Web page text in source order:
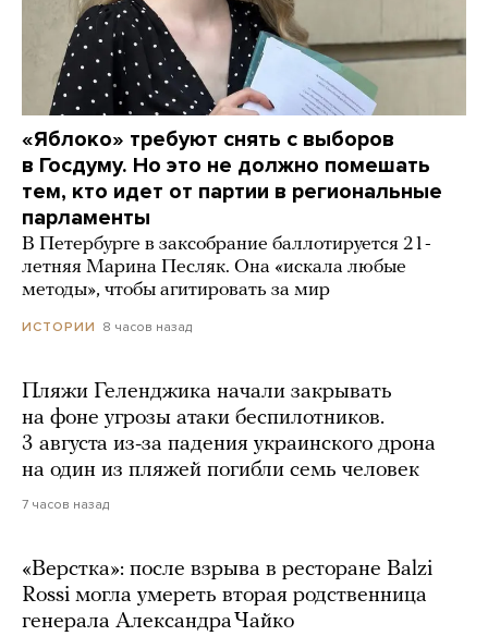
«Яблоко» требуют снять с выборов
в Госдуму. Но это не должно помешать
тем, кто идет от партии в региональные
парламенты
В Петербурге в заксобрание баллотируется 21-
летняя Марина Песляк. Она «искала любые
методы», чтобы агитировать за мир
ИСТОРИИ 8 часов назад
Пляжи Геленджика начали закрывать
на фоне угрозы атаки беспилотников.
3 августа из-за падения украинского дрона
на один из пляжей погибли семь человек
7 часов назад
«Верстка»: после взрыва в ресторане Balzi
Rossi могла умереть вторая родственница
генерала Александра Чайко